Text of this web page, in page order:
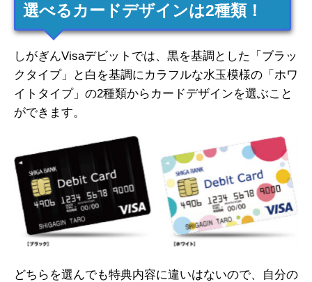
入力を別にもとめられ...
選べるカードデザインは2種類！
しがぎんVisaデビットでは、黒を基調とした「ブラッ
クタイプ」と白を基調にカラフルな水玉模様の「ホワ
イトタイプ」の2種類からカードデザインを選ぶこと
ができます。
どちらを選んでも特典内容に違いはないので、自分の